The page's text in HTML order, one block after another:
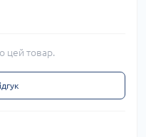
цей товар.